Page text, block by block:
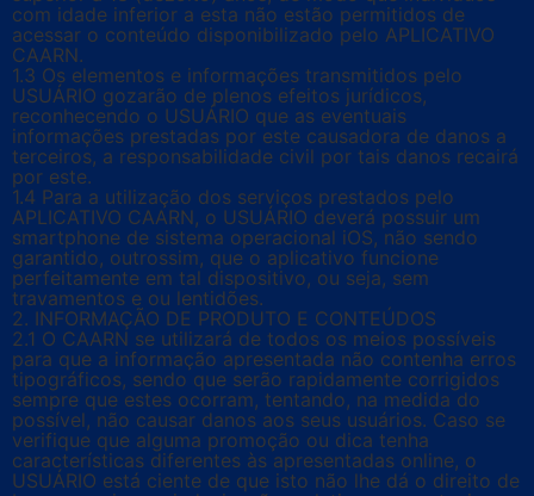
com idade inferior a esta não estão permitidos de
acessar o conteúdo disponibilizado pelo APLICATIVO
CAARN.
1.3 Os elementos e informações transmitidos pelo
USUÁRIO gozarão de plenos efeitos jurídicos,
reconhecendo o USUÁRIO que as eventuais
informações prestadas por este causadora de danos a
terceiros, a responsabilidade civil por tais danos recairá
por este.
1.4 Para a utilização dos serviços prestados pelo
APLICATIVO CAARN, o USUÁRIO deverá possuir um
smartphone de sistema operacional iOS, não sendo
garantido, outrossim, que o aplicativo funcione
perfeitamente em tal dispositivo, ou seja, sem
travamentos e ou lentidões.
2. INFORMAÇÃO DE PRODUTO E CONTEÚDOS
2.1 O CAARN se utilizará de todos os meios possíveis
para que a informação apresentada não contenha erros
tipográficos, sendo que serão rapidamente corrigidos
sempre que estes ocorram, tentando, na medida do
possível, não causar danos aos seus usuários. Caso se
verifique que alguma promoção ou dica tenha
características diferentes às apresentadas online, o
USUÁRIO está ciente de que isto não lhe dá o direito de